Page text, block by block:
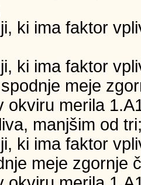
ki ima faktor
ki ima faktor
meje
okviru merila
manjšim od
ki ima faktor
meje zgornje